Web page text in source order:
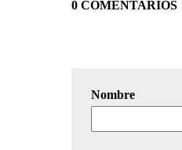
0 COMENTARIOS
Nombre